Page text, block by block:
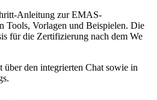
Anleitung zur EMAS-
Tools, Vorlagen und Beispielen. Die
für die Zertifizierung nach dem We
den integrierten Chat sowie in